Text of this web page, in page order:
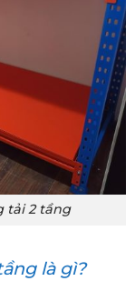
tải 2 tầng
là gì?